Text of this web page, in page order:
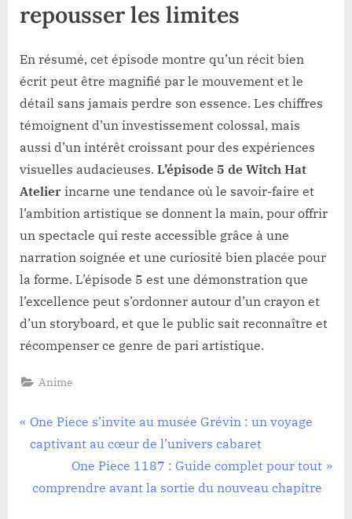
repousser les limites
En résumé, cet épisode montre qu’un récit bien
écrit peut être magnifié par le mouvement et le
détail sans jamais perdre son essence. Les chiffres
témoignent d’un investissement colossal, mais
aussi d’un intérêt croissant pour des expériences
visuelles audacieuses. L’épisode 5 de Witch Hat
Atelier incarne une tendance où le savoir-faire et
l’ambition artistique se donnent la main, pour offrir
un spectacle qui reste accessible grâce à une
narration soignée et une curiosité bien placée pour
la forme. L’épisode 5 est une démonstration que
l’excellence peut s’ordonner autour d’un crayon et
d’un storyboard, et que le public sait reconnaître et
récompenser ce genre de pari artistique.
Anime
Navigation
de
l’article
P
r
v
One Piece s’invite au musée Grévin : un voyage
captivant au cœur de l’univers cabaret
N
e
One Piece 1187 : Guide complet pour tout
comprendre avant la sortie du nouveau chapitre